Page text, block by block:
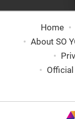
Home
About SO